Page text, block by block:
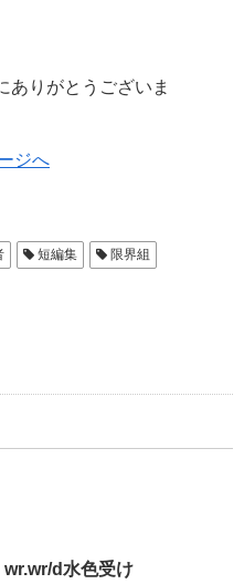
ありがとうございま
ジへ
短編集 限界組
wr.wr/d水色受け